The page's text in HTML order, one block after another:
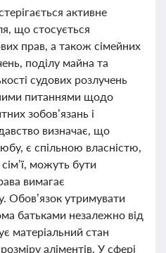
активне
що стосується
прав, а також сімейних
поділу майна та
судових розлучень
питаннями щодо
зобов’язань і
визначає, що
є спільною власністю,
можуть бути
вимагає
Обов’язок утримувати
батьками незалежно від
матеріальний стан
аліментів. У сфері